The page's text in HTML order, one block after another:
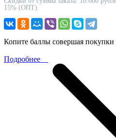
15% (ОПТ)
Копите баллы совершая покупки
Подробнее